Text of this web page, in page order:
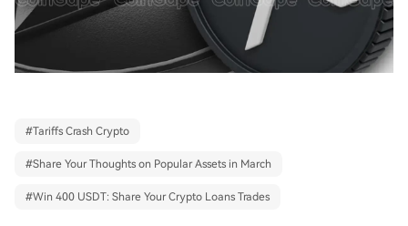
#Tariffs Crash Crypto
#Share Your Thoughts on Popular Assets in March
#Win 400 USDT: Share Your Crypto Loans Trades